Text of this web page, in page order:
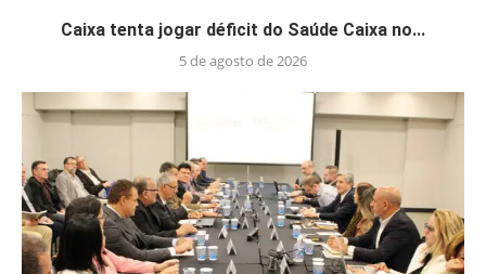
Caixa tenta jogar déficit do Saúde Caixa no...
5 de agosto de 2026